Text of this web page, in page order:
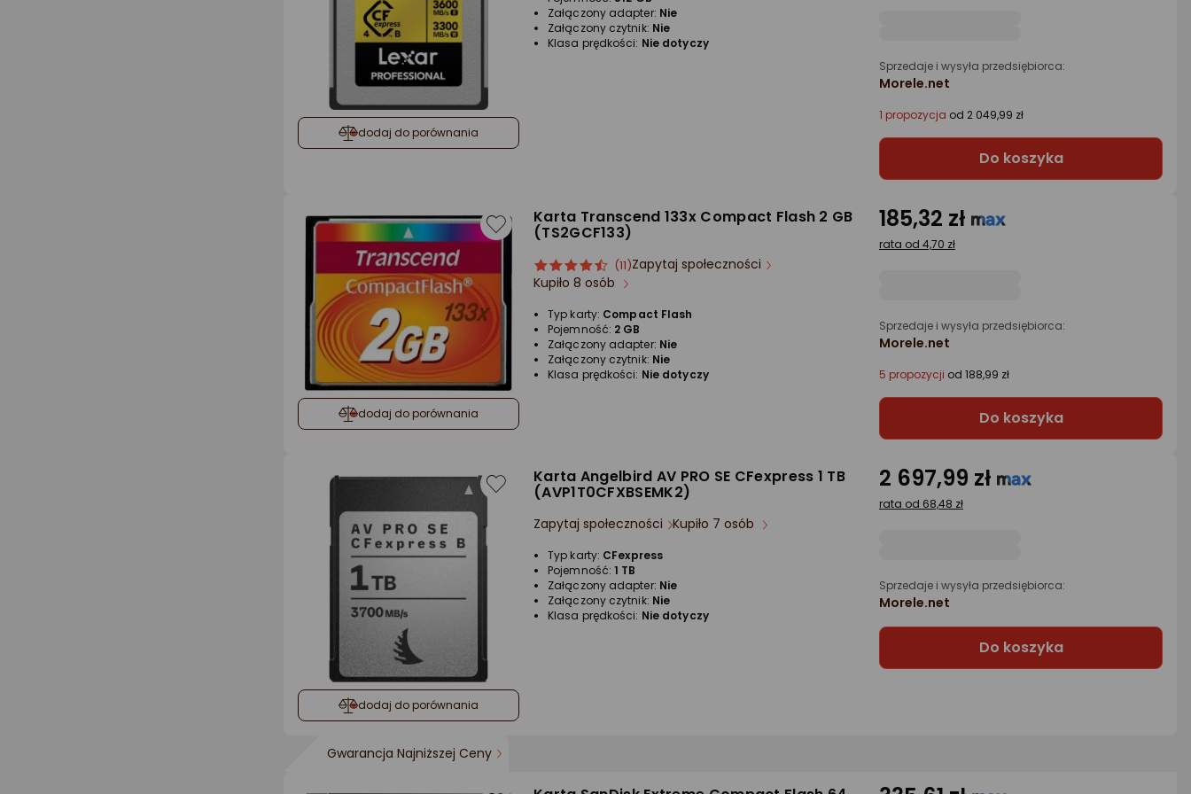
dodaj do porównania
Załączony adapter: Nie
Załączony czytnik: Nie
Klasa prędkości: Nie dotyczy
Sprzedaje i wysyła przedsiębiorca:
Morele.net
1 propozycja od 2 049,99 zł
Do koszyka
dodaj do porównania
Karta Transcend 133x Compact Flash 2 GB
(TS2GCF133)
ocena
produktu
gwiazdki
Ocena
produktu
(11)Zapytaj społeczności
Kupiło 8 osób
Typ karty: Compact Flash
Pojemność: 2 GB
Załączony adapter: Nie
Załączony czytnik: Nie
Klasa prędkości: Nie dotyczy
185,32 zł
rata od 4,70 zł
Sprzedaje i wysyła przedsiębiorca:
Morele.net
5 propozycji od 188,99 zł
Do koszyka
dodaj do porównania
Karta Angelbird AV PRO SE CFexpress 1 TB
(AVP1T0CFXBSEMK2)
Zapytaj społeczności Kupiło 7 osób
Typ karty: CFexpress
Pojemność: 1 TB
Załączony adapter: Nie
Załączony czytnik: Nie
Klasa prędkości: Nie dotyczy
2 697,99 zł
rata od 68,48 zł
Sprzedaje i wysyła przedsiębiorca:
Morele.net
Do koszyka
Gwarancja Najniższej Ceny